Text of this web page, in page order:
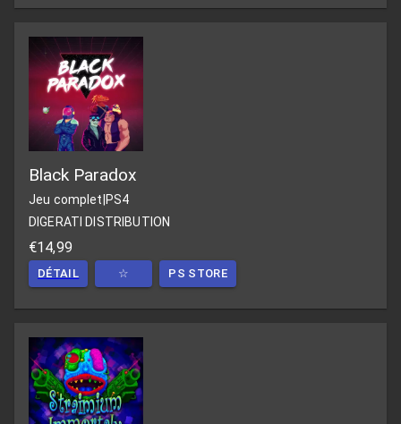
Black Paradox
Jeu complet PS4
DIGERATI DISTRIBUTION
€14,99
DÉTAIL ☆ PS STORE